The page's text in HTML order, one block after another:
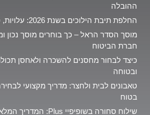
ההובלה
החלפת תיבת הילוכים בשנת 2026: עלויות, סוגים וטיפים חשובים
מוסך הסדר הראל – כך בוחרים מוסך נכון
חברת הביטוח
כיצד לבחור מחסנים להשכרה ולאחסן
ובטוחה
טאבונים לבית ולחצר: מדריך מקצועי
בטוח
שילוח סחורה בשופיפיי Plus: המדריך המלא להפחתת פחמן